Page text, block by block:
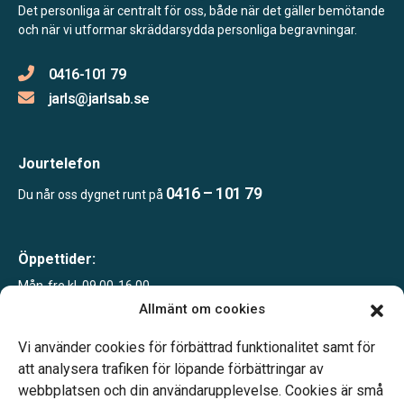
Allmänt om cookies
Vi använder cookies för förbättrad funktionalitet samt för
att analysera trafiken för löpande förbättringar av
webbplatsen och din användarupplevelse. Cookies är små
Det personliga är centralt för oss, både när det gäller bemötande
och när vi utformar skräddarsydda personliga begravningar.
0416-101 79
jarls@jarlsab.se
Jourtelefon
Du når oss dygnet runt på 0416 – 101 79
Öppettider:
Mån-fre kl. 09.00-16.00
Telefonjour dygnet runt.